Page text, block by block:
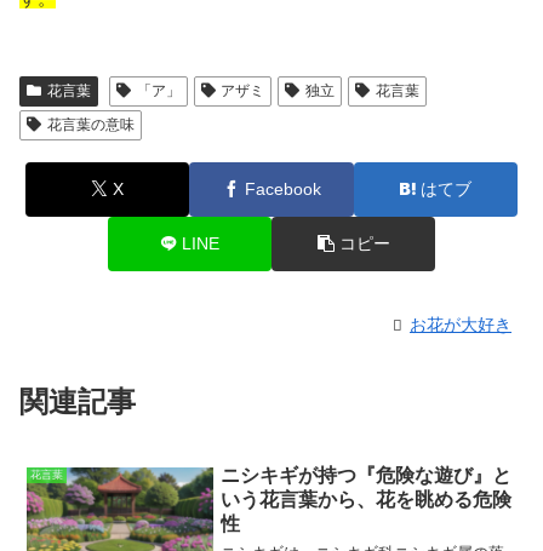
花言葉 「ア」 アザミ 独立
花言葉
花言葉の意味
X Facebook はてブ
LINE コピー
お花が大好き
関連記事
花言葉
ニシキギが持つ『危険な遊び』と
いう花言葉から、花を眺める危険
性